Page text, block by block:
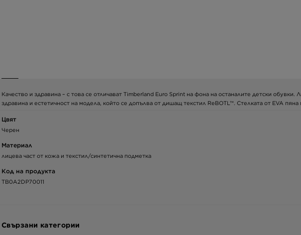
Качество и здравина – с това се отличават Timberland Euro Sprint на фона на останалите детски
здравина и естетичност на модела, който се допълва от дишащ текстил ReBOTL™. Стелката от EVA
Цвят
Черен
Материал
лицева част от кожа и текстил/синтетична подметка
Код на продукта
TB0A2DP70011
Свързани категории